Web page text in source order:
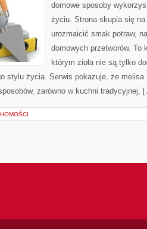
domowe sposoby
życiu. Strona skupia się
urozmaicić smak potraw,
domowych przetworów. To
którym zioła nie są tylko
stylu życia. Serwis pokazuje, że
zarówno w kuchni tradycyjnej,